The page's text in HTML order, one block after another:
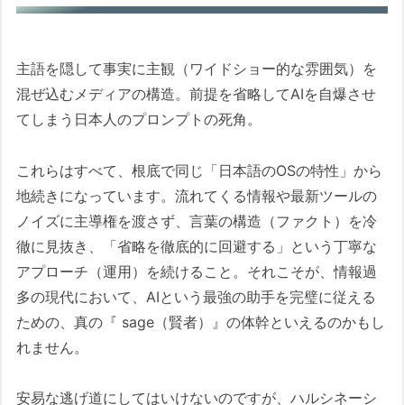
主語を隠して事実に主観（ワイドショー的な雰囲気）を
混ぜ込むメディアの構造。前提を省略してAIを自爆させ
てしまう日本人のプロンプトの死角。
これらはすべて、根底で同じ「日本語のOSの特性」から
地続きになっています。流れてくる情報や最新ツールの
ノイズに主導権を渡さず、言葉の構造（ファクト）を冷
徹に見抜き、「省略を徹底的に回避する」という丁寧な
アプローチ（運用）を続けること。それこそが、情報過
多の現代において、AIという最強の助手を完璧に従える
ための、真の『 sage（賢者）』の体幹といえるのかもし
れません。
安易な逃げ道にしてはいけないのですが、ハルシネーシ